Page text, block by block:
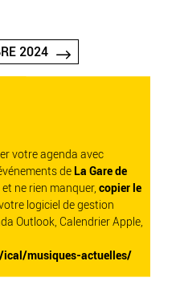
2024
votre agenda avec
de La Gare de
et ne rien manquer, copier le
logiciel de gestion
Outlook, Calendrier Apple,
musiques-actuelles/